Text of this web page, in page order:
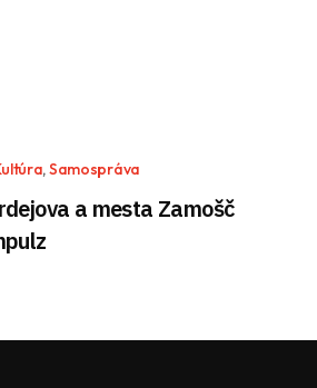
,Samospráva
a mesta Zamošč